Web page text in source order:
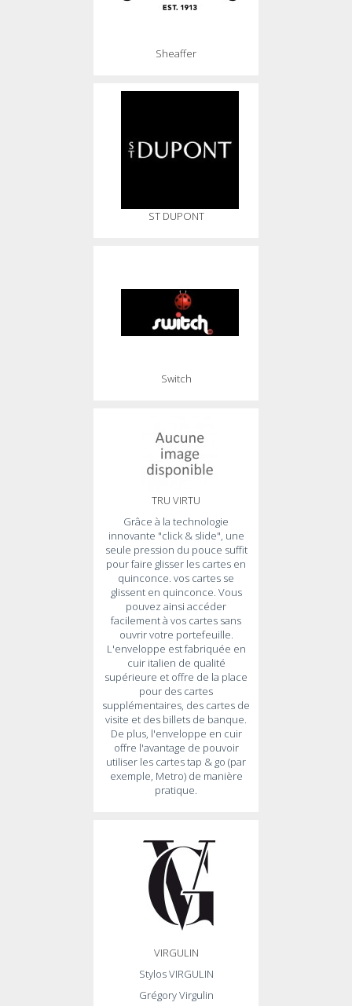
Sheaffer
ST DUPONT
Switch
TRU VIRTU
Grâce à la technologie
innovante "click & slide", une
seule pression du pouce suffit
pour faire glisser les cartes en
quinconce. vos cartes se
glissent en quinconce. Vous
pouvez ainsi accéder
facilement à vos cartes sans
ouvrir votre portefeuille.
L'enveloppe est fabriquée en
cuir italien de qualité
supérieure et offre de la place
pour des cartes
supplémentaires, des cartes de
visite et des billets de banque.
De plus, l'enveloppe en cuir
offre l'avantage de pouvoir
utiliser les cartes tap & go (par
exemple, Metro) de manière
pratique.
VIRGULIN
Stylos VIRGULIN
Grégory Virgulin